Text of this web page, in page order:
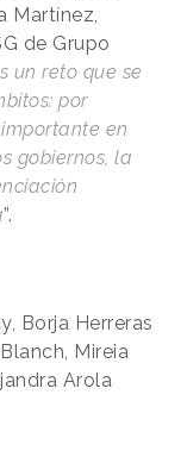
Martínez,
de Grupo
un reto que se
por
en
gobiernos, la
”.
Borja Herreras
Mireia
Arola